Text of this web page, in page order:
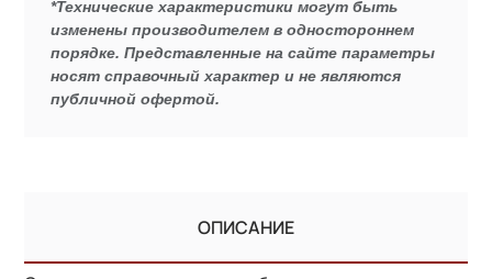
*Технические характеристики могут быть
изменены производителем в одностороннем
порядке. Представленные на сайте параметры
носят справочный характер и не являются
публичной офертой.
ОПИСАНИЕ